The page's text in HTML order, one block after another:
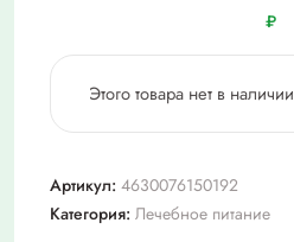
₽
Этого товара нет в
Артикул: 4630076150192
Категория: Лечебное питание